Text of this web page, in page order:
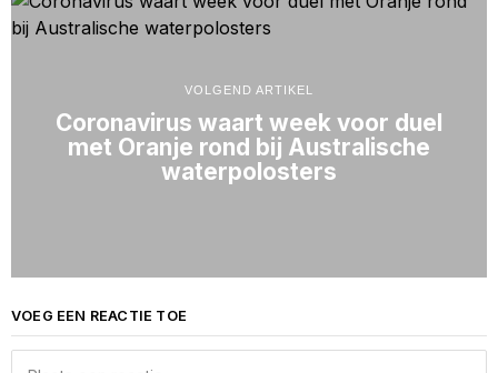
VOLGEND ARTIKEL
Coronavirus waart week voor duel
met Oranje rond bij Australische
waterpolosters
VOEG EEN REACTIE TOE